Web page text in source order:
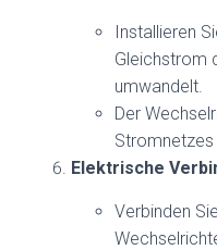
Installieren
Gleichstrom
umwandelt.
Der
Elektrische
Verbinden